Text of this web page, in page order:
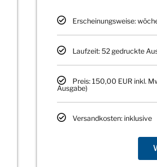
Erscheinungsweise:
Laufzeit: 52 gedruckte
Preis: 150,00 EUR inkl.
Ausgabe)
Versandkosten: inklusive